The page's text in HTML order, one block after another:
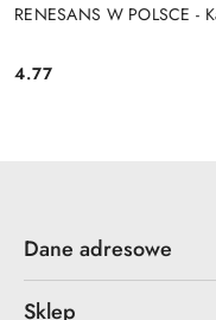
RENESANS W POLSCE -
Cena:
4.77
Dane adresowe
Sklep